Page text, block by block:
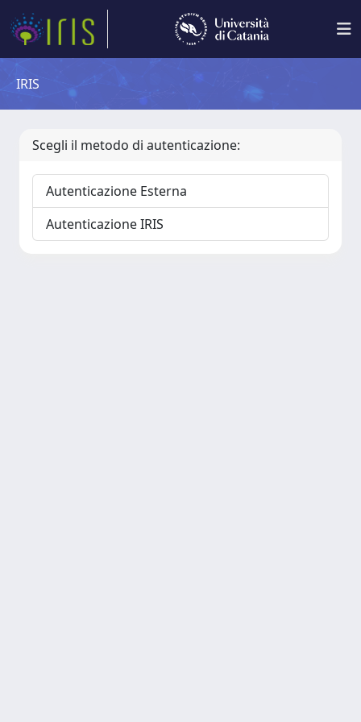
IRIS
Scegli il metodo di autenticazione:
Autenticazione Esterna
Autenticazione IRIS